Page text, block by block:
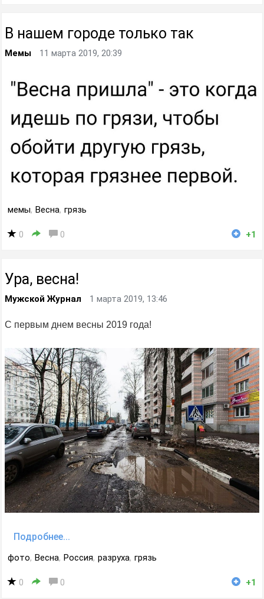
В нашем городе только так
Мемы 11 марта 2019, 20:39
мемы, Весна, грязь
0 0 +1
Ура, весна!
Мужской Журнал 1 марта 2019, 13:46
С первым днем весны 2019 года!
Подробнее...
фото, Весна, Россия, разруха, грязь
0 0 +1